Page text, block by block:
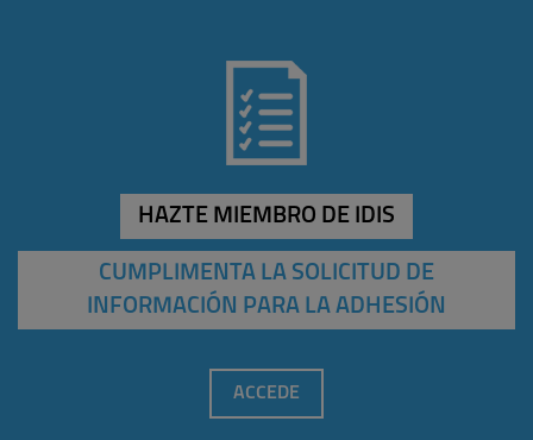
HAZTE MIEMBRO DE IDIS
CUMPLIMENTA LA SOLICITUD DE
INFORMACIÓN PARA LA ADHESIÓN
ACCEDE